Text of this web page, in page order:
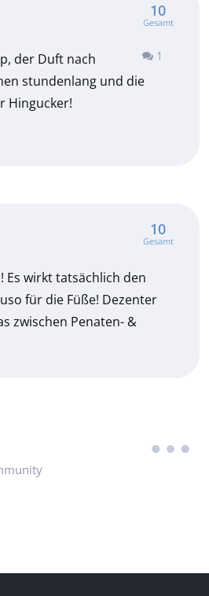
10
Gesamt
1
der Duft nach
stundenlang und die
Hingucker!
10
Gesamt
Es wirkt tatsächlich den
für die Füße! Dezenter
zwischen Penaten- &